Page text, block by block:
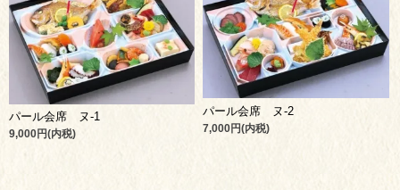
パール会席 ヌ-1
9,000円(内税)
パール会席 ヌ-2
7,000円(内税)